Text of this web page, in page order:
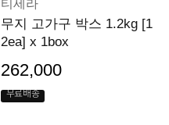
티세라
무지 고가구 박스 1.2kg [1
2ea] x 1box
262,000
무료배송